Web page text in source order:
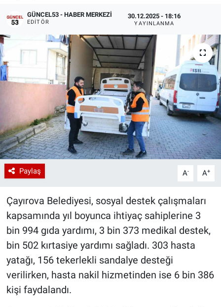
GÜNCEL53 - HABER MERKEZI
EDITÖR
30.12.2025 - 18:16
YAYINLANMA
Paylaş A- A+
Çayırova Belediyesi, sosyal destek çalışmaları
kapsamında yıl boyunca ihtiyaç sahiplerine 3
bin 994 gıda yardımı, 3 bin 373 medikal destek,
bin 502 kırtasiye yardımı sağladı. 303 hasta
yatağı, 156 tekerlekli sandalye desteği
verilirken, hasta nakil hizmetinden ise 6 bin 386
kişi faydalandı.